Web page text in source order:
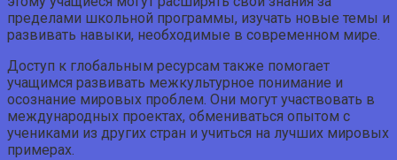
пределами школьной программы, изучать новые темы и
развивать навыки, необходимые в современном мире.
Доступ к глобальным ресурсам также помогает
учащимся развивать межкультурное понимание и
осознание мировых проблем. Они могут участвовать в
международных проектах, обмениваться опытом с
учениками из других стран и учиться на лучших мировых
примерах.